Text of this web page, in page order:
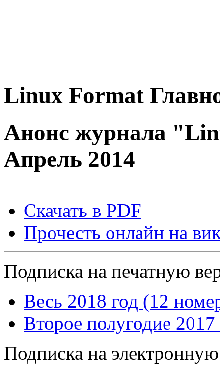
Linux Format
Анонс журнала
Апрель 2014
Скачать в PDF
Прочесть онлайн на
Подписка на печатную
Весь 2018 год (12
Второе полугодие
Подписка на